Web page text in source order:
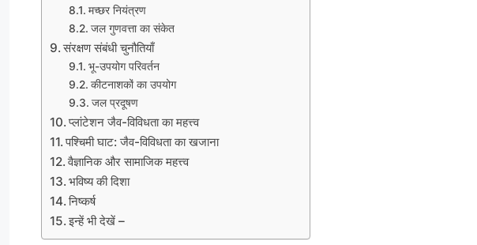
मच्छर नियंत्रण
जल गुणवत्ता का संकेत
संरक्षण संबंधी चुनौतियाँ
भू-उपयोग परिवर्तन
कीटनाशकों का उपयोग
जल प्रदूषण
प्लांटेशन जैव-विविधता का महत्त्व
पश्चिमी घाट: जैव-विविधता का खजाना
वैज्ञानिक और सामाजिक महत्त्व
भविष्य की दिशा
निष्कर्ष
इन्हें भी देखें –